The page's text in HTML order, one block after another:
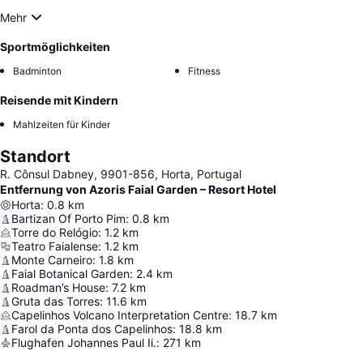
Mehr
Sportmöglichkeiten
Badminton Fitness
Reisende mit Kindern
Mahlzeiten für Kinder
Standort
R. Cônsul Dabney, 9901-856, Horta, Portugal
Entfernung von Azoris Faial Garden – Resort Hotel
Horta: 0.8 km
Bartizan Of Porto Pim: 0.8 km
Torre do Relógio: 1.2 km
Teatro Faialense: 1.2 km
Monte Carneiro: 1.8 km
Faial Botanical Garden: 2.4 km
Roadman’s House: 7.2 km
Gruta das Torres: 11.6 km
Capelinhos Volcano Interpretation Centre: 18.7 km
Farol da Ponta dos Capelinhos: 18.8 km
Flughafen Johannes Paul Ii.: 271 km